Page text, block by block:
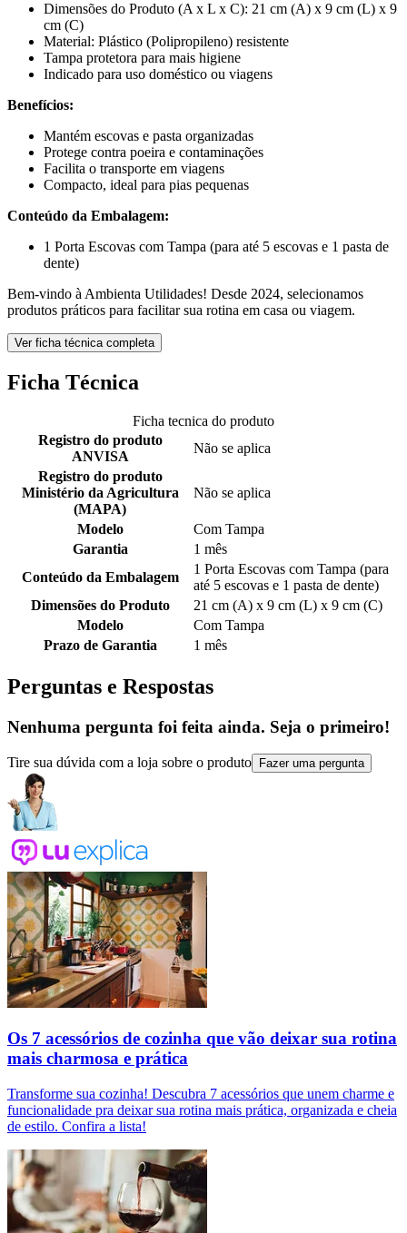
Dimensões do Produto (A x L x C): 21 cm (A) x 9 cm (L) x 9
cm (C)
Material: Plástico (Polipropileno) resistente
Tampa protetora para mais higiene
Indicado para uso doméstico ou viagens
Benefícios:
Mantém escovas e pasta organizadas
Protege contra poeira e contaminações
Facilita o transporte em viagens
Compacto, ideal para pias pequenas
Conteúdo da Embalagem:
1 Porta Escovas com Tampa (para até 5 escovas e 1 pasta de
dente)
Bem-vindo à Ambienta Utilidades! Desde 2024, selecionamos
produtos práticos para facilitar sua rotina em casa ou viagem.
Ver ficha técnica completa
Ficha Técnica
Ficha tecnica do produto
Registro do produto
ANVISA
Não se aplica
Registro do produto
Ministério da Agricultura
(MAPA)
Não se aplica
Modelo
Com Tampa
Garantia
1 mês
Conteúdo da Embalagem
1 Porta Escovas com Tampa (para
até 5 escovas e 1 pasta de dente)
Dimensões do Produto
21 cm (A) x 9 cm (L) x 9 cm (C)
Modelo
Com Tampa
Prazo de Garantia
1 mês
Perguntas e Respostas
Nenhuma pergunta foi feita ainda. Seja o primeiro!
Tire sua dúvida com a loja sobre o produto Fazer uma pergunta
Os 7 acessórios de cozinha que vão deixar sua rotina
mais charmosa e prática
Transforme sua cozinha! Descubra 7 acessórios que unem charme e
funcionalidade pra deixar sua rotina mais prática, organizada e cheia
de estilo. Confira a lista!